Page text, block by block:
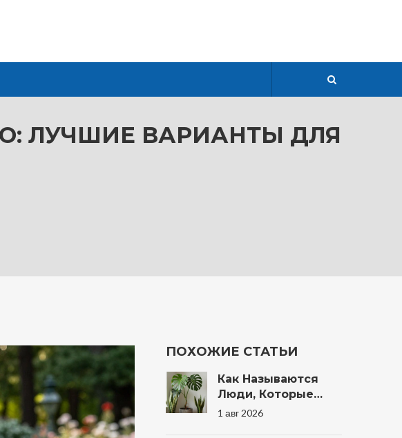
ЛУЧШИЕ ВАРИАНТЫ ДЛЯ
ПОХОЖИЕ СТАТЬИ
Как Называются
Люди, Которые
Любят Растения:
1 авг 2026